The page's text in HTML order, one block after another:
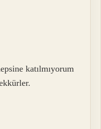
katılmıyorum